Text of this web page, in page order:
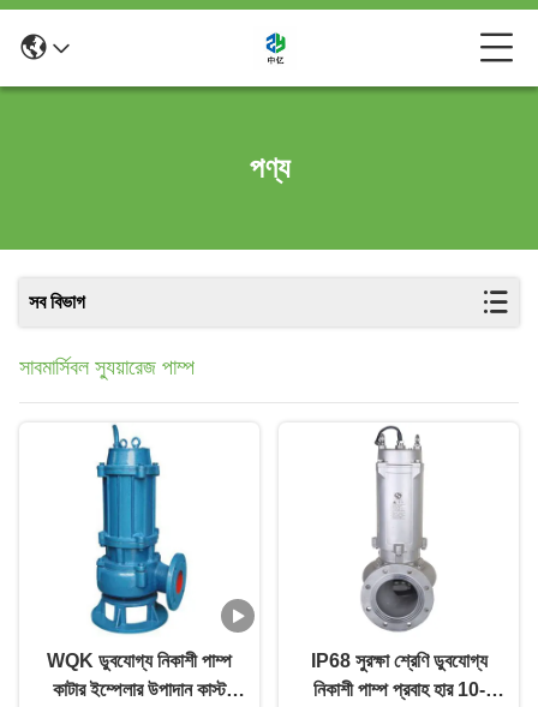
পণ্য
সব বিভাগ
সাবমার্সিবল স্যুয়ারেজ পাম্প
WQK ডুবযোগ্য নিকাশী পাম্প
কাটার ইম্পেলার উপাদান কাস্ট
IP68 সুরক্ষা শ্রেণি ডুবযোগ্য
নিকাশী পাম্প প্রবাহ হার 10-